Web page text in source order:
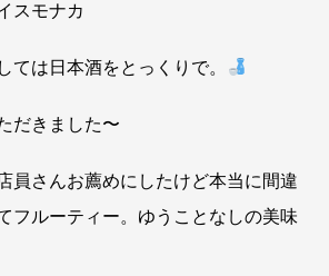
スモナカ
ては日本酒をとっくりで。
だきました〜
員さんお薦めにしたけど本当に間違
フルーティー。ゆうことなしの美味